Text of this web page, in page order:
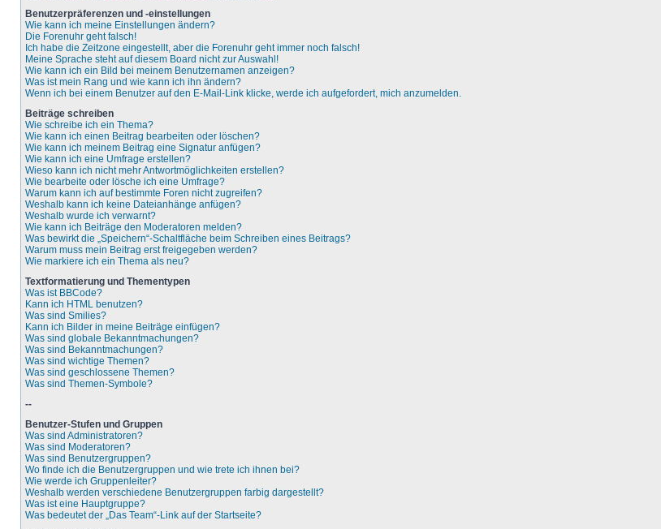
Benutzerpräferenzen und -einstellungen
Wie kann ich meine Einstellungen ändern?
Die Forenuhr geht falsch!
Ich habe die Zeitzone eingestellt, aber die Forenuhr geht immer noch falsch!
Meine Sprache steht auf diesem Board nicht zur Auswahl!
Wie kann ich ein Bild bei meinem Benutzernamen anzeigen?
Was ist mein Rang und wie kann ich ihn ändern?
Wenn ich bei einem Benutzer auf den E-Mail-Link klicke, werde ich aufgefordert, mich anzumelden.
Beiträge schreiben
Wie schreibe ich ein Thema?
Wie kann ich einen Beitrag bearbeiten oder löschen?
Wie kann ich meinem Beitrag eine Signatur anfügen?
Wie kann ich eine Umfrage erstellen?
Wieso kann ich nicht mehr Antwortmöglichkeiten erstellen?
Wie bearbeite oder lösche ich eine Umfrage?
Warum kann ich auf bestimmte Foren nicht zugreifen?
Weshalb kann ich keine Dateianhänge anfügen?
Weshalb wurde ich verwarnt?
Wie kann ich Beiträge den Moderatoren melden?
Was bewirkt die „Speichern“-Schaltfläche beim Schreiben eines Beitrags?
Warum muss mein Beitrag erst freigegeben werden?
Wie markiere ich ein Thema als neu?
Textformatierung und Thementypen
Was ist BBCode?
Kann ich HTML benutzen?
Was sind Smilies?
Kann ich Bilder in meine Beiträge einfügen?
Was sind globale Bekanntmachungen?
Was sind Bekanntmachungen?
Was sind wichtige Themen?
Was sind geschlossene Themen?
Was sind Themen-Symbole?
--
Benutzer-Stufen und Gruppen
Was sind Administratoren?
Was sind Moderatoren?
Was sind Benutzergruppen?
Wo finde ich die Benutzergruppen und wie trete ich ihnen bei?
Wie werde ich Gruppenleiter?
Weshalb werden verschiedene Benutzergruppen farbig dargestellt?
Was ist eine Hauptgruppe?
Was bedeutet der „Das Team“-Link auf der Startseite?